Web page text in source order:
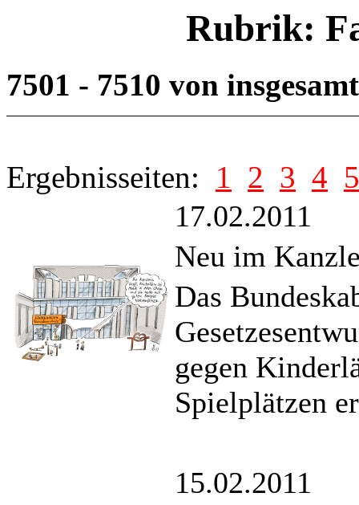
Rubrik:
7501 - 7510 von
Ergebnisseiten: 1 2 3 4 5
17.02.2011
Neu im
Das
gegen
Spielplätzen
15.02.2011